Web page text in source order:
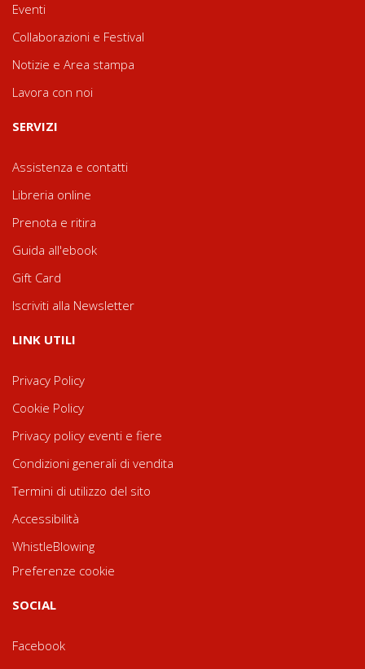
Eventi
Collaborazioni e Festival
Notizie e Area stampa
Lavora con noi
SERVIZI
Assistenza e contatti
Libreria online
Prenota e ritira
Guida all'ebook
Gift Card
Iscriviti alla Newsletter
LINK UTILI
Privacy Policy
Cookie Policy
Privacy policy eventi e fiere
Condizioni generali di vendita
Termini di utilizzo del sito
Accessibilità
WhistleBlowing
Preferenze cookie
SOCIAL
Facebook